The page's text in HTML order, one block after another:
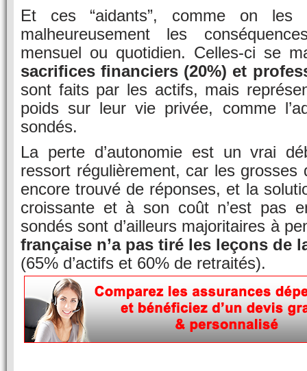
Et ces “aidants”, comme on les
malheureusement les
mensuel ou quotidien. Celles-ci se
sacrifices financiers (20%) et
sont faits par les actifs, mais
poids sur leur vie privée, comme
sondés.
La perte d’autonomie est un vrai
ressort régulièrement, car les grosses
encore trouvé de réponses, et la
croissante et à son coût n’est pas
sondés sont d’ailleurs majoritaires à
française n’a pas tiré les leçons de
(65% d’actifs et 60% de retraités).